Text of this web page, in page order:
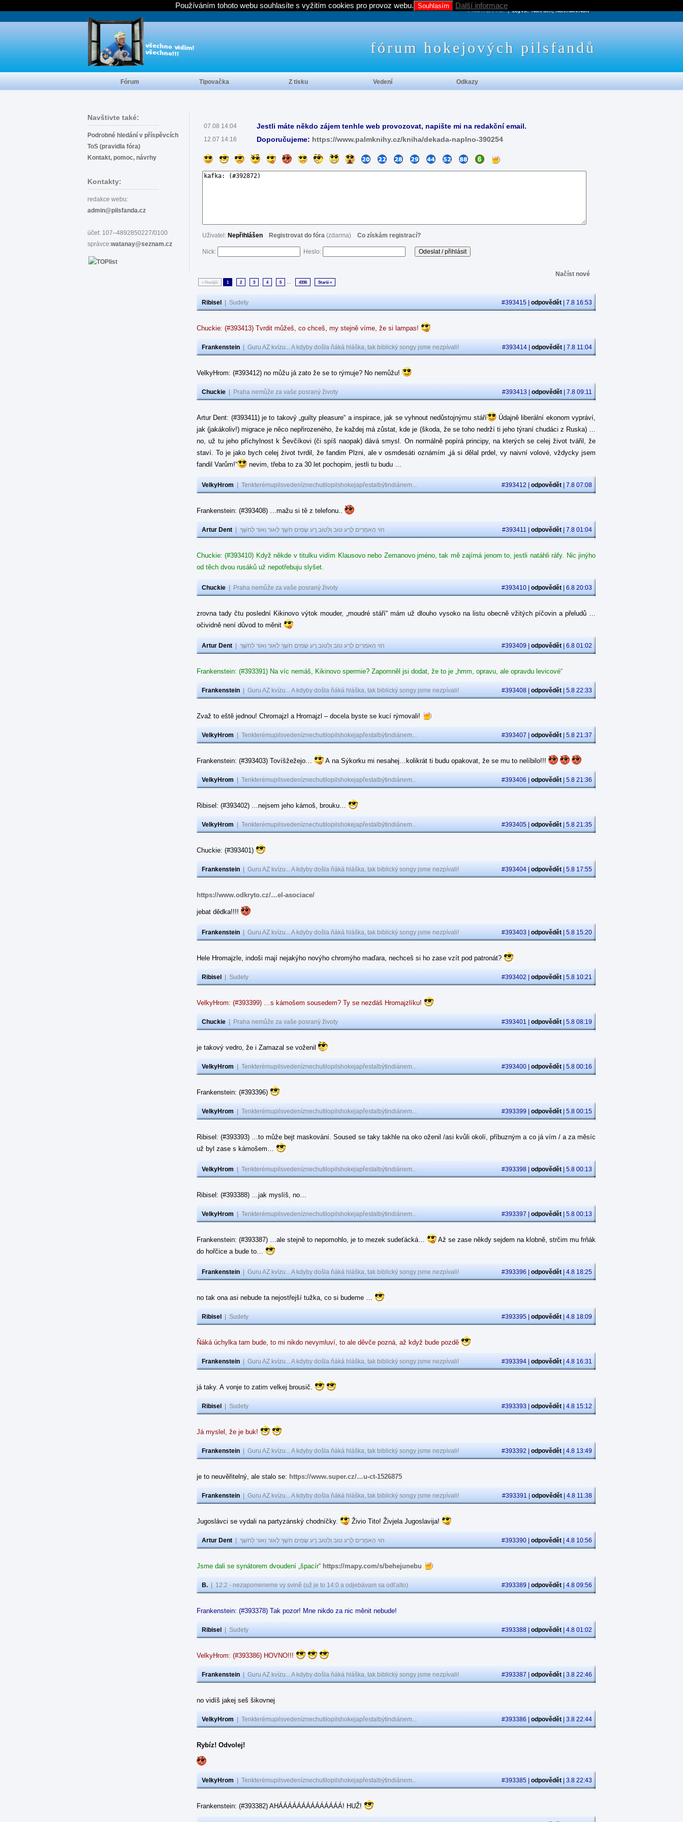
Navštivte také:
Podrobné hledání v příspěvcích
ToS (pravidla fóra)
Kontakt, pomoc, návrhy
Kontakty:
redakce webu:
admin@pilsfanda.cz
účet: 107–4892850227/0100
správce:watanay@seznam.cz
07.08 14:04 Jestli máte někdo zájem tenhle web provozovat, napište mi na redakční email.
12.07 14:16 Doporučujeme: https://www.palmknihy.cz/kniha/dekada-naplno-390254
Uživatel: Nepřihlášen Registrovat do fóra (zdarma) Co získám registrací?
Nick: Heslo:
Načíst nové
« Novější 1 2 3 4 5 ... 4336 Starší »
Ribisel Sudety #393415 | odpovědět | 7.8 16:53
Chuckie: (#393413) Tvrdit můžeš, co chceš, my stejně víme, že si lampas!
Frankenstein Guru AZ kvízu... A kdyby došla ňáká hláška, tak biblický songy jsme nezpívali! #393414 | odpovědět | 7.8 11:04
VelkyHrom: (#393412) no můžu já zato že se to rýmuje? No nemůžu!
Chuckie Praha nemůže za vaše posraný životy #393413 | odpovědět | 7.8 09:11
Artur Dent: (#393411) je to takový „guilty pleasure“ a inspirace, jak se vyhnout nedůstojnýmu stáří
Údajně liberální ekonom vypráví,
jak (jakákoliv!) migrace je něco nepřirozeného, že každej má zůstat, kde je (škoda, že se toho nedrží ti jeho týraní chudáci z Ruska) …
no, už tu jeho příchylnost k Ševčíkovi (či spíš naopak) dává smysl. On normálně popírá principy, na kterých se celej život tvářil, že
staví. To je jako bych celej život tvrdil, že fandim Plzni, ale v osmdesáti oznámím „já si dělal prdel, vy naivní volové, vždycky jsem
fandil Varům!“
nevim, třeba to za 30 let pochopim, jestli tu budu …
VelkyHrom Tenkterémupilsvedeníznechutilopilshokejapřestalbýtindiánem... #393412 | odpovědět | 7.8 07:08
Frankenstein: (#393408) …mažu si tě z telefonu..
Artur Dent הוֹי הָאֹמְרִים לָרַע טוֹב וְלַטּוֹב רָע שָׂמִים חֹשֶׁךְ לְאוֹר וְאוֹר לְחֹשֶׁךְ #393411 | odpovědět | 7.8 01:04
Chuckie: (#393410) Když někde v titulku vidím Klausovo nebo Zemanovo jméno, tak mě zajímá jenom to, jestli natáhli ráfy. Nic jinýho
od těch dvou rusáků už nepotřebuju slyšet.
Chuckie Praha nemůže za vaše posraný životy #393410 | odpovědět | 6.8 20:03
zrovna tady čtu poslední Kikinovo výtok mouder, „moudré stáří“ mám už dlouho vysoko na listu obecně vžitých píčovin a přeludů …
očividně není důvod to měnit
Artur Dent הוֹי הָאֹמְרִים לָרַע טוֹב וְלַטּוֹב רָע שָׂמִים חֹשֶׁךְ לְאוֹר וְאוֹר לְחֹשֶׁךְ #393409 | odpovědět | 6.8 01:02
Frankenstein: (#393391) Na víc nemáš, Kikinovo spermie? Zapomněl jsi dodat, že to je „hmm, opravu, ale opravdu levicové“
Frankenstein Guru AZ kvízu... A kdyby došla ňáká hláška, tak biblický songy jsme nezpívali! #393408 | odpovědět | 5.8 22:33
Zvaž to eště jednou! Chromajzl a Hromajzl – docela byste se kucí rýmovali!
VelkyHrom Tenkterémupilsvedeníznechutilopilshokejapřestalbýtindiánem... #393407 | odpovědět | 5.8 21:37
Frankenstein: (#393403) Tovíšžežejo… A na Sýkorku mi nesahej…kolikrát ti budu opakovat, že se mu to nelíbilo!!!
VelkyHrom Tenkterémupilsvedeníznechutilopilshokejapřestalbýtindiánem... #393406 | odpovědět | 5.8 21:36
Ribisel: (#393402) …nejsem jeho kámoš, brouku…
VelkyHrom Tenkterémupilsvedeníznechutilopilshokejapřestalbýtindiánem... #393405 | odpovědět | 5.8 21:35
Chuckie: (#393401)
Frankenstein Guru AZ kvízu... A kdyby došla ňáká hláška, tak biblický songy jsme nezpívali! #393404 | odpovědět | 5.8 17:55
https://www.odkryto.cz/…el-asociace/
jebat dědka!!!!
Frankenstein Guru AZ kvízu... A kdyby došla ňáká hláška, tak biblický songy jsme nezpívali! #393403 | odpovědět | 5.8 15:20
Hele Hromajzle, indoši mají nejakýho novýho chromýho maďara, nechceš si ho zase vzít pod patronát?
Ribisel Sudety #393402 | odpovědět | 5.8 10:21
VelkyHrom: (#393399) …s kámošem sousedem? Ty se nezdáš Hromajzlíku!
Chuckie Praha nemůže za vaše posraný životy #393401 | odpovědět | 5.8 08:19
je takový vedro, že i Zamazal se voženil
VelkyHrom Tenkterémupilsvedeníznechutilopilshokejapřestalbýtindiánem... #393400 | odpovědět | 5.8 00:16
Frankenstein: (#393396)
VelkyHrom Tenkterémupilsvedeníznechutilopilshokejapřestalbýtindiánem... #393399 | odpovědět | 5.8 00:15
Ribisel: (#393393) …to může bejt maskování. Soused se taky takhle na oko oženil /asi kvůli okolí, příbuzným a co já vím / a za měsíc
už byl zase s kámošem…
VelkyHrom Tenkterémupilsvedeníznechutilopilshokejapřestalbýtindiánem... #393398 | odpovědět | 5.8 00:13
Ribisel: (#393388) …jak myslíš, no…
VelkyHrom Tenkterémupilsvedeníznechutilopilshokejapřestalbýtindiánem... #393397 | odpovědět | 5.8 00:13
Frankenstein: (#393387) …ale stejně to nepomohlo, je to mezek sudeťácká…
Až se zase někdy sejdem na klobně, strčim mu frňák
do hořčice a bude to…
Frankenstein Guru AZ kvízu... A kdyby došla ňáká hláška, tak biblický songy jsme nezpívali! #393396 | odpovědět | 4.8 18:25
no tak ona asi nebude ta nejostřejší tužka, co si budeme …
Ribisel Sudety #393395 | odpovědět | 4.8 18:09
Ňáká úchylka tam bude, to mi nikdo nevymluví, to ale děvče pozná, až když bude pozdě
Frankenstein Guru AZ kvízu... A kdyby došla ňáká hláška, tak biblický songy jsme nezpívali! #393394 | odpovědět | 4.8 16:31
já taky. A vonje to zatim velkej brousič.
Ribisel Sudety #393393 | odpovědět | 4.8 15:12
Já myslel, že je buk!
Frankenstein Guru AZ kvízu... A kdyby došla ňáká hláška, tak biblický songy jsme nezpívali! #393392 | odpovědět | 4.8 13:49
je to neuvěřitelný, ale stalo se: https://www.super.cz/…u-ct-1526875
Frankenstein Guru AZ kvízu... A kdyby došla ňáká hláška, tak biblický songy jsme nezpívali! #393391 | odpovědět | 4.8 11:38
Jugoslávci se vydali na partyzánský chodníčky. Živio Tito! Živjela Jugoslavija!
Artur Dent הוֹי הָאֹמְרִים לָרַע טוֹב וְלַטּוֹב רָע שָׂמִים חֹשֶׁךְ לְאוֹר וְאוֹר לְחֹשֶׁךְ #393390 | odpovědět | 4.8 10:56
Jsme dali se synátorem dvoudení „špacír“ https://mapy.com/s/behejunebu
B. 12:2 - nezapomeneme vy svině (už je to 14:0 a odjebávam sa odťalto) #393389 | odpovědět | 4.8 09:56
Frankenstein: (#393378) Tak pozor! Mne nikdo za nic měnit nebude!
Ribisel Sudety #393388 | odpovědět | 4.8 01:02
VelkyHrom: (#393386) HOVNO!!!
Frankenstein Guru AZ kvízu... A kdyby došla ňáká hláška, tak biblický songy jsme nezpívali! #393387 | odpovědět | 3.8 22:46
no vidíš jakej seš šikovnej
VelkyHrom Tenkterémupilsvedeníznechutilopilshokejapřestalbýtindiánem... #393386 | odpovědět | 3.8 22:44
Rybíz! Odvolej!
VelkyHrom Tenkterémupilsvedeníznechutilopilshokejapřestalbýtindiánem... #393385 | odpovědět | 3.8 22:43
Frankenstein: (#393382) AHÁÁÁÁÁÁÁÁÁÁÁÁÁÁ! HUŽ!
PRÍŠTÍ ZÁPAS:, zbývá:NaN den, NaN:NaN:NaN
fórum hokejových pilsfandů
Fórum Tipovačka Z tisku Vedení Odkazy
Používáním tohoto webu souhlasíte s vyžitím cookies pro provoz webu. Souhlasím Další informace